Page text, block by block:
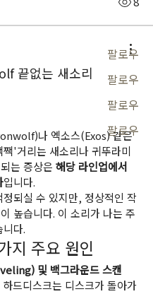
끝없는 새소리
나 엑소스(Exos) 같은
'거리는 새소리나 귀뚜라미
는 증상은 해당 라인업에서
입니다.
되실 수 있지만, 정상적인 작
높습니다. 이 소리가 나는 주
다.
지 주요 원인
및 백그라운드 스캔
드디스크는 디스크가 돌아가
팔로우
팔로우
팔로우
팔로우